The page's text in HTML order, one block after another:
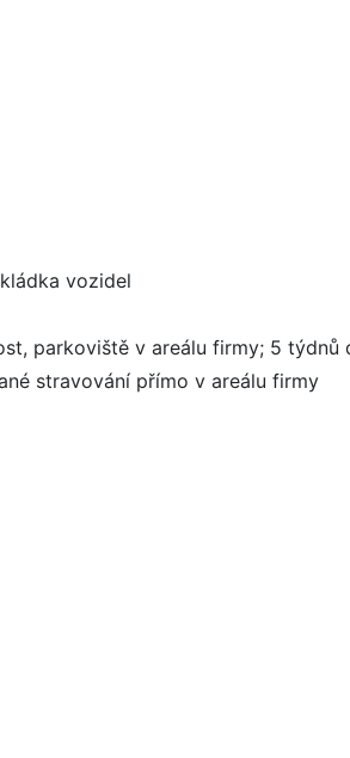
vozidel
parkoviště v areálu firmy; 5 týdnů
stravování přímo v areálu firmy